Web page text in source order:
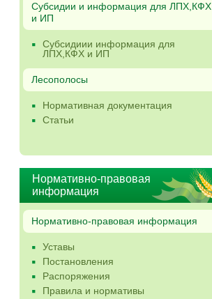
Субсидии и информация для ЛПХ,КФХ
и ИП
Субсидиии информация для
ЛПХ,КФХ и ИП
Лесополосы
Нормативная документация
Статьи
Нормативно-правовая
информация
Нормативно-правовая информация
Уставы
Постановления
Распоряжения
Правила и нормативы